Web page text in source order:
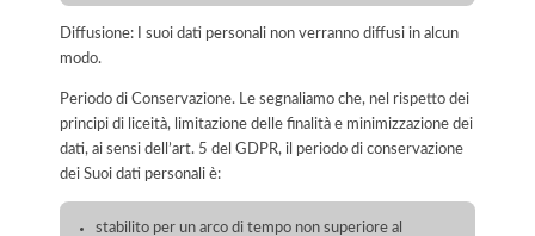
Diffusione: I suoi dati personali non verranno diffusi in alcun
modo.
Periodo di Conservazione. Le segnaliamo che, nel rispetto dei
principi di liceità, limitazione delle finalità e minimizzazione dei
dati, ai sensi dell’art. 5 del GDPR, il periodo di conservazione
dei Suoi dati personali è:
stabilito per un arco di tempo non superiore al